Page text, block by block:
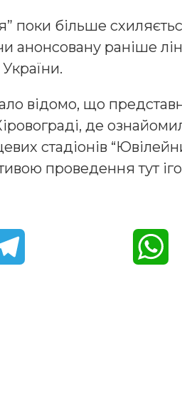
поки більше
анонсовану раніше
України.
відомо, що
де
стадіонів
проведення тут